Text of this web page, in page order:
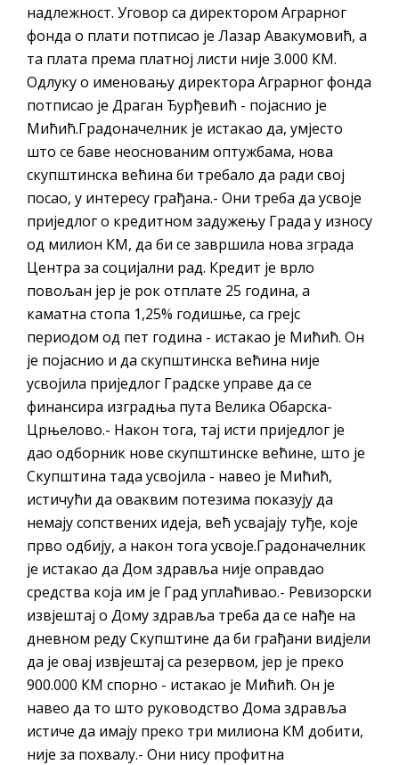
надлежност. Уговор са директором Аграрног
фонда о плати потписао је Лазар Авакумовић, а
та плата према платној листи није 3.000 КМ.
Одлуку о именовању директора Аграрног фонда
потписао је Драган Ђурђевић - појаснио је
Мићић.Градоначелник је истакао да, умјесто
што се баве неоснованим оптужбама, нова
скупштинска већина би требало да ради свој
посао, у интересу грађана.- Они треба да усвоје
приједлог о кредитном задужењу Града у износу
од милион КМ, да би се завршила нова зграда
Центра за социјални рад. Кредит је врло
повољан јер је рок отплате 25 година, а
каматна стопа 1,25% годишње, са грејс
периодом од пет година - истакао је Мићић. Он
је појаснио и да скупштинска већина није
усвојила приједлог Градске управе да се
финансира изградња пута Велика Обарска-
Црњелово.- Након тога, тај исти приједлог је
дао одборник нове скупштинске већине, што је
Скупштина тада усвојила - навео је Мићић,
истичући да оваквим потезима показују да
немају сопствених идеја, већ усвајају туђе, које
прво одбију, а након тога усвоје.Градоначелник
је истакао да Дом здравља није оправдао
средства која им је Град уплаћивао.- Ревизорски
извјештај о Дому здравља треба да се нађе на
дневном реду Скупштине да би грађани видјели
да је овај извјештај са резервом, јер је преко
900.000 КМ спорно - истакао је Мићић. Он је
навео да то што руководство Дома здравља
истиче да имају преко три милиона КМ добити,
није за похвалу.- Они нису профитна